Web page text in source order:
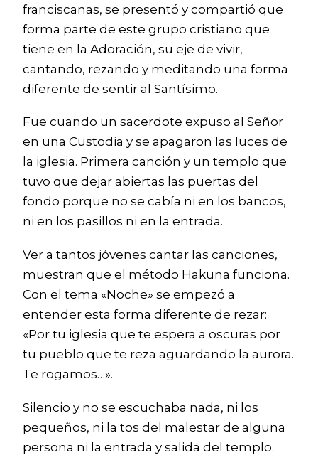
franciscanas, se presentó y compartió que
forma parte de este grupo cristiano que
tiene en la Adoración, su eje de vivir,
cantando, rezando y meditando una forma
diferente de sentir al Santísimo.
Fue cuando un sacerdote expuso al Señor
en una Custodia y se apagaron las luces de
la iglesia. Primera canción y un templo que
tuvo que dejar abiertas las puertas del
fondo porque no se cabía ni en los bancos,
ni en los pasillos ni en la entrada.
Ver a tantos jóvenes cantar las canciones,
muestran que el método Hakuna funciona.
Con el tema «Noche» se empezó a
entender esta forma diferente de rezar:
«Por tu iglesia que te espera a oscuras por
tu pueblo que te reza aguardando la aurora.
Te rogamos…».
Silencio y no se escuchaba nada, ni los
pequeños, ni la tos del malestar de alguna
persona ni la entrada y salida del templo.